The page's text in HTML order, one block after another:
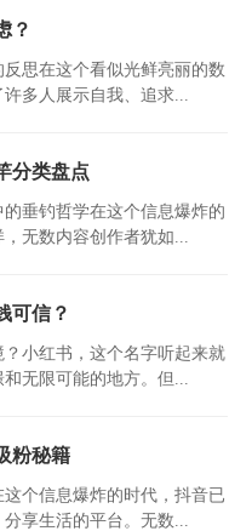
？
思在这个看似光鲜亮丽的数
多人展示自我、追求...
分类盘点
垂钓哲学在这个信息爆炸的
无数内容创作者犹如...
可信？
小红书，这个名字听起来就
无限可能的地方。但...
粉秘籍
个信息爆炸的时代，抖音已
享生活的平台。无数...